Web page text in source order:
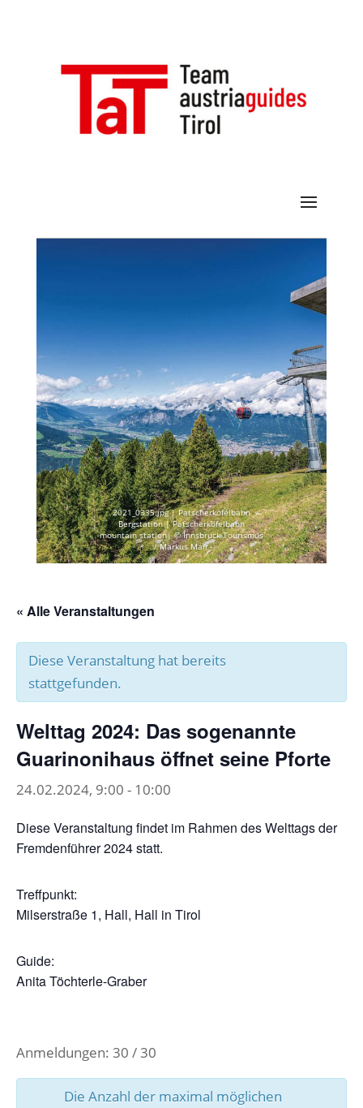
2021_0335.jpg | Patscherkofelbahn
Bergstation | Patscherkofelbahn
mountain station| © Innsbruck Tourismus
/ Markus Mair
« Alle Veranstaltungen
Diese Veranstaltung hat bereits
stattgefunden.
Welttag 2024: Das sogenannte
Guarinonihaus öffnet seine Pforte
24.02.2024, 9:00 - 10:00
Diese Veranstaltung findet im Rahmen des Welttags der
Fremdenführer 2024 statt.
Treffpunkt:
Milserstraße 1, Hall, Hall in Tirol
Guide:
Anita Töchterle-Graber
Anmeldungen: 30 / 30
Die Anzahl der maximal möglichen